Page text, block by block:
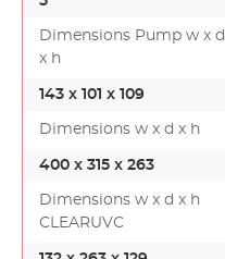
Dimensions Pump w x d
x h
143 x 101 x 109
Dimensions w x d x h
400 x 315 x 263
Dimensions w x d x h
CLEARUVC